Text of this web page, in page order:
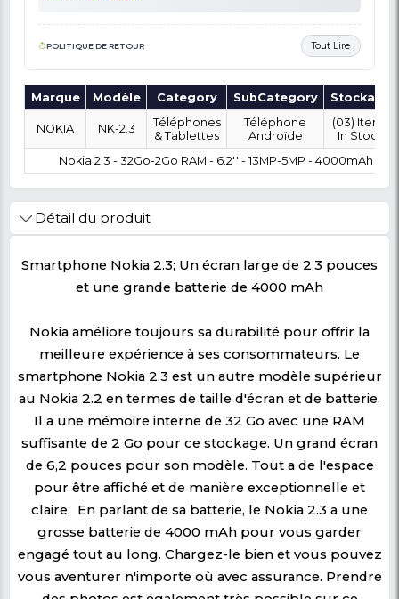
OÙ SOUHAITEZ-VOUS ÊTRE LIVRÉ ?
Coût :0 FCFA
POLITIQUE DE RETOUR
Marque Modèle Category SubCategory
NOKIA
Téléphones
& Tablettes
Téléphone
Androïde
Nokia 2.3 - 32Go-2Go RAM - 6.2'' - 13MP-5MP
Détail du produit